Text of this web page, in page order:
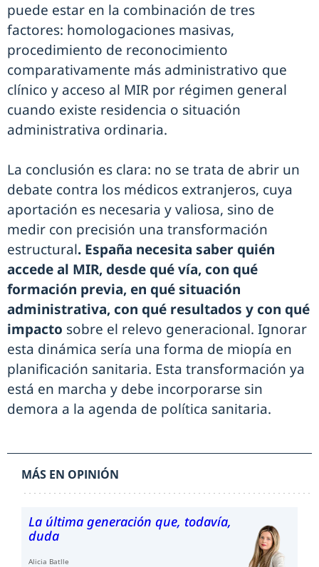
puede estar en la combinación de tres
factores: homologaciones masivas,
procedimiento de reconocimiento
comparativamente más administrativo que
clínico y acceso al MIR por régimen general
cuando existe residencia o situación
administrativa ordinaria.
La conclusión es clara: no se trata de abrir un
debate contra los médicos extranjeros, cuya
aportación es necesaria y valiosa, sino de
medir con precisión una transformación
estructural. España necesita saber quién
accede al MIR, desde qué vía, con qué
formación previa, en qué situación
administrativa, con qué resultados y con qué
impacto sobre el relevo generacional. Ignorar
esta dinámica sería una forma de miopía en
planificación sanitaria. Esta transformación ya
está en marcha y debe incorporarse sin
demora a la agenda de política sanitaria.
MÁS EN OPINIÓN
La última generación que, todavía,
duda
Alicia Batlle